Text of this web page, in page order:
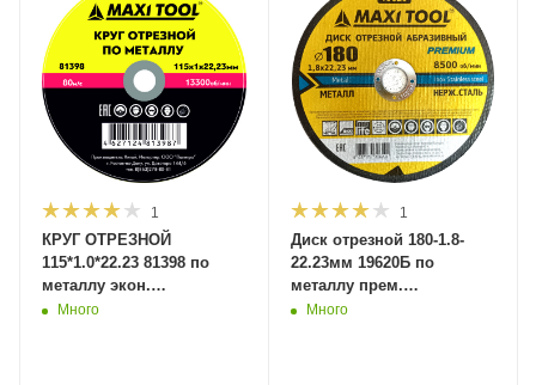
1
КРУГ ОТРЕЗНОЙ
115*1.0*22.23 81398 по
металлу экон.
(10/50/400шт) MaxiTool
Много
1
Диск отрезной 180-1.8-
22.23мм 19620Б по
металлу прем.
Много